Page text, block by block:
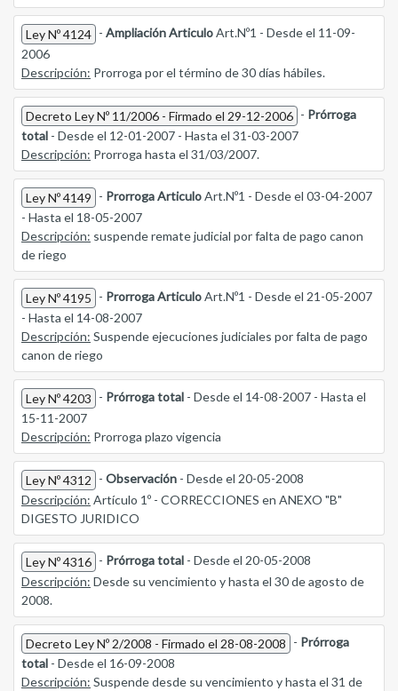
Ley Nº 4124 - Ampliación ArticuloArt.Nº1 - Desde el 11-09-
2006
Descripción: Prorroga por el término de 30 días hábiles.
Decreto Ley Nº 11/2006 - Firmado el 29-12-2006 - Prórroga
total - Desde el 12-01-2007 - Hasta el 31-03-2007
Descripción: Prorroga hasta el 31/03/2007.
Ley Nº 4149 - Prorroga ArticuloArt.Nº1 - Desde el 03-04-2007
- Hasta el 18-05-2007
Descripción: suspende remate judicial por falta de pago canon
de riego
Ley Nº 4195 - Prorroga ArticuloArt.Nº1 - Desde el 21-05-2007
- Hasta el 14-08-2007
Descripción: Suspende ejecuciones judiciales por falta de pago
canon de riego
Ley Nº 4203 - Prórroga total - Desde el 14-08-2007 - Hasta el
15-11-2007
Descripción: Prorroga plazo vigencia
Ley Nº 4312 - Observación - Desde el 20-05-2008
Descripción: Artículo 1º - CORRECCIONES en ANEXO "B"
DIGESTO JURIDICO
Ley Nº 4316 - Prórroga total - Desde el 20-05-2008
Descripción: Desde su vencimiento y hasta el 30 de agosto de
2008.
Decreto Ley Nº 2/2008 - Firmado el 28-08-2008 - Prórroga
total - Desde el 16-09-2008
Descripción: Suspende desde su vencimiento y hasta el 31 de